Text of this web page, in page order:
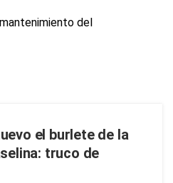
el burlete de la
truco de